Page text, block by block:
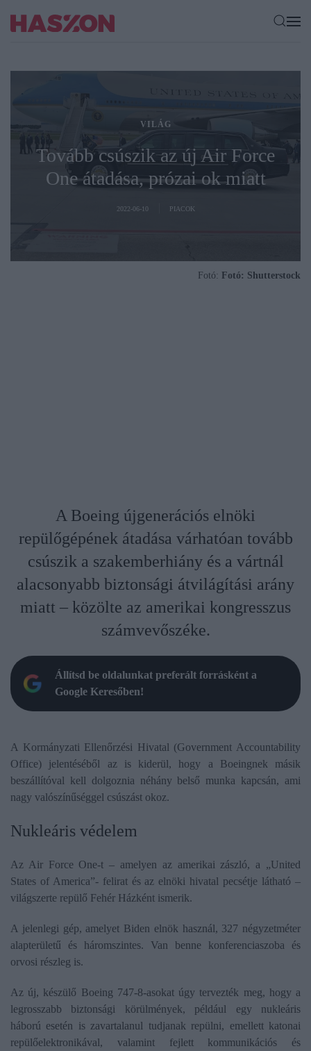
VILÁG
Tovább csúszik az új Air Force
One átadása, prózai ok miatt
2022-06-10 PIACOK
Fotó: Fotó: Shutterstock
A Boeing újgenerációs elnöki
repülőgépének átadása várhatóan tovább
csúszik a szakemberhiány és a vártnál
alacsonyabb biztonsági átvilágítási arány
miatt – közölte az amerikai kongresszus
számvevőszéke.
Állítsd be oldalunkat preferált forrásként a
Google Keresőben!
A Kormányzati Ellenőrzési Hivatal (Government Accountability
Office) jelentéséből az is kiderül, hogy a Boeingnek másik
beszállítóval kell dolgoznia néhány belső munka kapcsán, ami
nagy valószínűséggel csúszást okoz.
Nukleáris védelem
Az Air Force One-t – amelyen az amerikai zászló, a „United
States of America”- felirat és az elnöki hivatal pecsétje látható –
világszerte repülő Fehér Házként ismerik.
A jelenlegi gép, amelyet Biden elnök használ, 327 négyzetméter
alapterületű és háromszintes. Van benne konferenciaszoba és
orvosi részleg is.
Az új, készülő Boeing 747-8-asokat úgy tervezték meg, hogy a
legrosszabb biztonsági körülmények, például egy nukleáris
háború esetén is zavartalanul tudjanak repülni, emellett katonai
repülőelektronikával, valamint fejlett kommunikációs és